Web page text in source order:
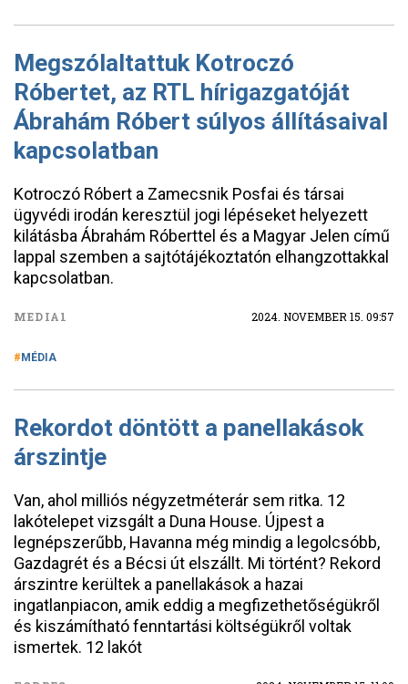
Megszólaltattuk Kotroczó
Róbertet, az RTL hírigazgatóját
Ábrahám Róbert súlyos állításaival
kapcsolatban
Kotroczó Róbert a Zamecsnik Posfai és társai
ügyvédi irodán keresztül jogi lépéseket helyezett
kilátásba Ábrahám Róberttel és a Magyar Jelen című
lappal szemben a sajtótájékoztatón elhangzottakkal
kapcsolatban.
MEDIA1 2024. NOVEMBER 15. 09:57
MÉDIA
Rekordot döntött a panellakások
árszintje
Van, ahol milliós négyzetméterár sem ritka. 12
lakótelepet vizsgált a Duna House. Újpest a
legnépszerűbb, Havanna még mindig a legolcsóbb,
Gazdagrét és a Bécsi út elszállt. Mi történt? Rekord
árszintre kerültek a panellakások a hazai
ingatlanpiacon, amik eddig a megfizethetőségükről
és kiszámítható fenntartási költségükről voltak
ismertek. 12 lakót